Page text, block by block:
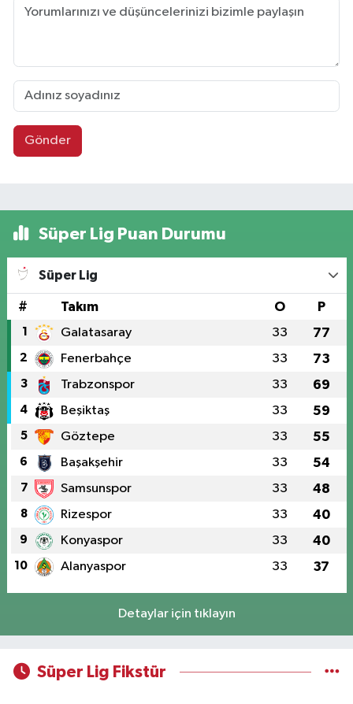
Gönder
Süper Lig Puan Durumu
Süper Lig
# Takım O P
1 Galatasaray 33 77
2 Fenerbahçe 33 73
3 Trabzonspor 33 69
4 Beşiktaş 33 59
5 Göztepe 33 55
6 Başakşehir 33 54
7 Samsunspor 33 48
8 Rizespor 33 40
9 Konyaspor 33 40
10 Alanyaspor 33 37
Detaylar için tıklayın
Süper Lig Fikstür